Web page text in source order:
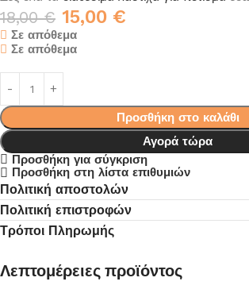
18,00€ 15,00 €
Σε απόθεμα
Σε απόθεμα
Προσθήκη στο καλάθι
Αγορά τώρα
Προσθήκη για σύγκριση
Προσθήκη στη λίστα επιθυμιών
Πολιτική αποστολών
Πολιτική επιστροφών
Τρόποι Πληρωμής
Λεπτομέρειες προϊόντος